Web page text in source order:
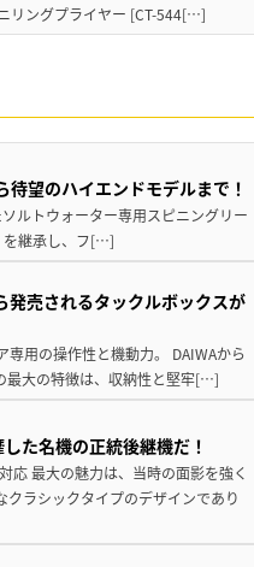
リングプライヤー [CT-544[…]
望のハイエンドモデルまで！
ルトウォーター専用スピニングリー
を継承し、フ[…]
発売されるタックルボックスが
専用の操作性と機動力。 DAIWAから
最大の特徴は、収納性と堅牢[…]
た名機の正統後継機だ！
応 最大の魅力は、当時の面影を強く
ラシックタイプのデザインであり